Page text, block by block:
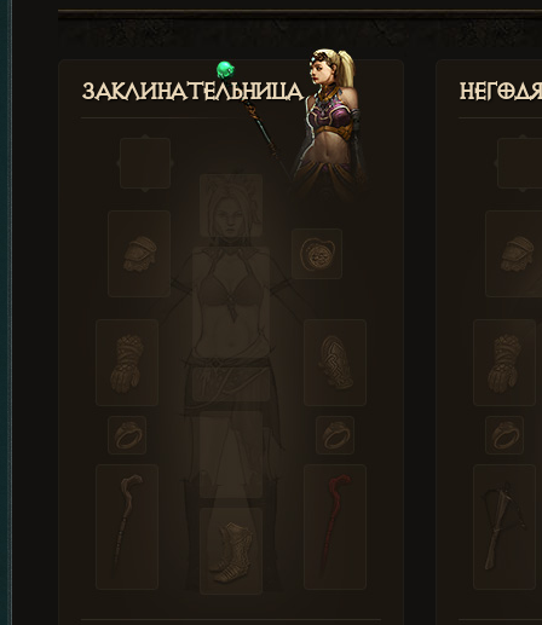
Заклинательница